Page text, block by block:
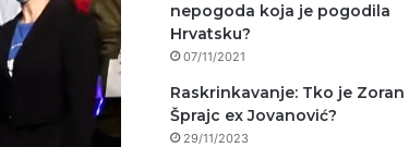
nepogoda koja je pogodila
Hrvatsku?
07/11/2021
Raskrinkavanje: Tko je Zoran
Šprajc ex Jovanović?
29/11/2023